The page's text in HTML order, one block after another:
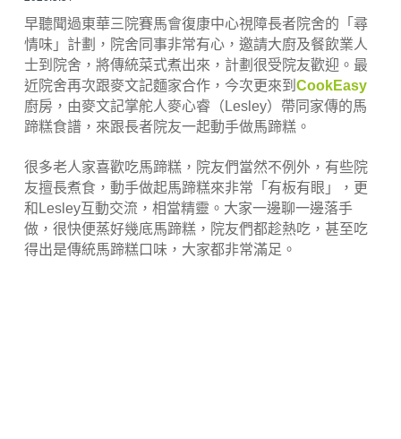
早聽聞過東華三院賽馬會復康中心視障長者院舍的「尋
情味」計劃，院舍同事非常有心，邀請大廚及餐飲業人
士到院舍，將傳統菜式煮出來，計劃很受院友歡迎。最
近院舍再次跟麥文記麵家合作，今次更來到 CookEasy
廚房，由麥文記掌舵人麥心睿（Lesley）帶同家傳的馬
蹄糕食譜，來跟長者院友一起動手做馬蹄糕。
很多老人家喜歡吃馬蹄糕，院友們當然不例外，有些院
友擅長煮食，動手做起馬蹄糕來非常「有板有眼」，更
和Lesley互動交流，相當精靈。大家一邊聊一邊落手
做，很快便蒸好幾底馬蹄糕，院友們都趁熱吃，甚至吃
得出是傳統馬蹄糕口味，大家都非常滿足。